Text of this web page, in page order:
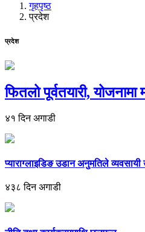
गृहपृष्ठ
प्रदेश
प्रदेश
फितलो पूर्वतयारी, योजनामा
४१ दिन अगाडी
प्याराग्लाइडिङ उडान अनुमतिले व्यवसायी
४३८ दिन अगाडी